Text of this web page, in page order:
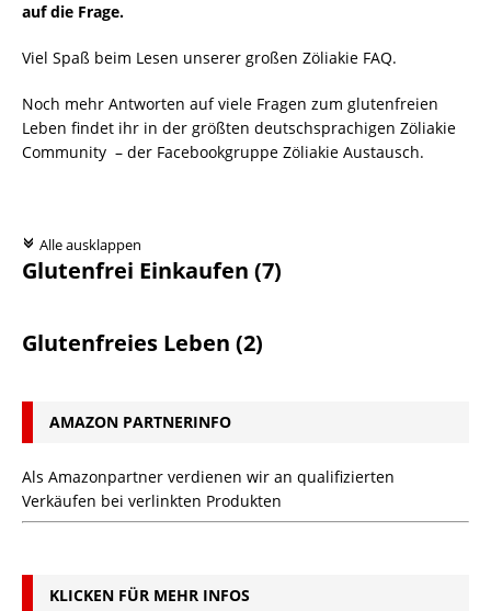
auf die Frage.
Viel Spaß beim Lesen unserer großen Zöliakie FAQ.
Noch mehr Antworten auf viele Fragen zum glutenfreien
Leben findet ihr in der größten deutschsprachigen Zöliakie
Community – der Facebookgruppe Zöliakie Austausch.
c Alle ausklappen
Glutenfrei Einkaufen (7)
Glutenfreies Leben (2)
AMAZON PARTNERINFO
Als Amazonpartner verdienen wir an qualifizierten
Verkäufen bei verlinkten Produkten
KLICKEN FÜR MEHR INFOS